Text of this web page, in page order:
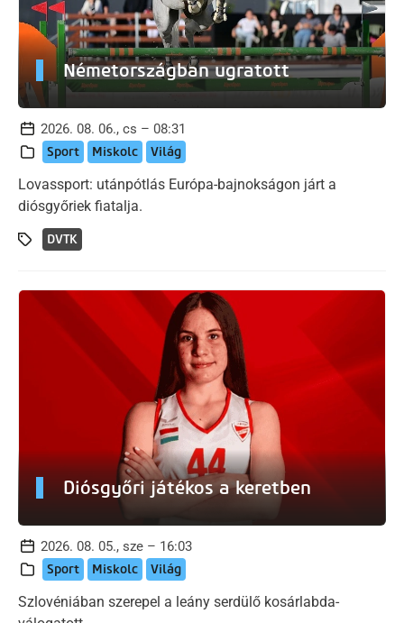
Németországban ugratott
2026. 08. 06., cs – 08:31
Sport Miskolc Világ
Lovassport: utánpótlás Európa-bajnokságon járt a
diósgyőriek fiatalja.
DVTK
Diósgyőri játékos a keretben
2026. 08. 05., sze – 16:03
Sport Miskolc Világ
Szlovéniában szerepel a leány serdülő kosárlabda-